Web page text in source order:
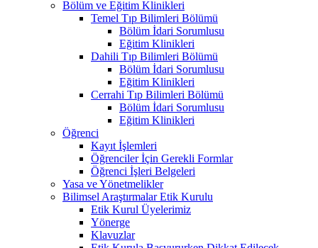
Bölüm ve Eğitim Klinikleri
Temel Tıp Bilimleri Bölümü
Bölüm İdari Sorumlusu
Eğitim Klinikleri
Dahili Tıp Bilimleri Bölümü
Bölüm İdari Sorumlusu
Eğitim Klinikleri
Cerrahi Tıp Bilimleri Bölümü
Bölüm İdari Sorumlusu
Eğitim Klinikleri
Öğrenci
Kayıt İşlemleri
Öğrenciler İçin Gerekli Formlar
Öğrenci İşleri Belgeleri
Yasa ve Yönetmelikler
Bilimsel Araştırmalar Etik Kurulu
Etik Kurul Üyelerimiz
Yönerge
Klavuzlar